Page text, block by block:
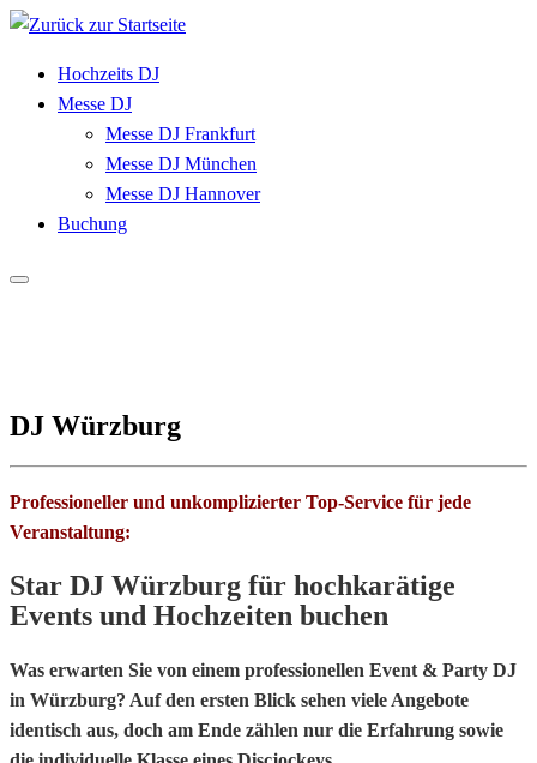
Zum
springenHochzeits DJ
Messe DJ
Messe DJ Frankfurt
Messe DJ München
Messe DJ Hannover
Buchung
DJ Würzburg
Professioneller und unkomplizierter Top-Service für jede
Veranstaltung:
Star DJ Würzburg für hochkarätige
Events und Hochzeiten buchen
Was erwarten Sie von einem professionellen Event & Party DJ
in Würzburg? Auf den ersten Blick sehen viele Angebote
identisch aus, doch am Ende zählen nur die Erfahrung sowie